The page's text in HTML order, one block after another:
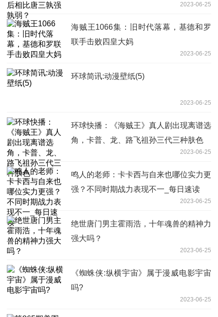
2023-06-25
海贼王1066集：旧时代落幕，基德和罗
联手击败四皇大妈
2023-06-25
环球简讯:动漫壁纸(5)
2023-06-25
环球快播：《海贼王》真人剧出现离谱选
角，卡普、龙、路飞祖孙三代三种肤色
2023-06-25
鸣人的老师：卡卡西与自来也哪位实力更
强？不同时期战力表现不一_每日速读
2023-06-25
绝世唐门男主霍雨浩，十年魂兽的精神力
强大吗？
2023-06-25
《蜘蛛侠:纵横宇宙》属于漫威电影宇宙
吗?
2023-06-25